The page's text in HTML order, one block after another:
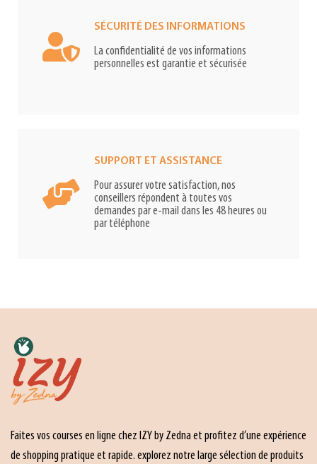
SÉCURITÉ DES INFORMATIONS
La confidentialité de vos informations
personnelles est garantie et sécurisée
SUPPORT ET ASSISTANCE
Pour assurer votre satisfaction, nos
conseillers répondent à toutes vos
demandes par e-mail dans les 48 heures ou
par téléphone
Faites vos courses en ligne chez IZY by Zedna et profitez d’une expérience
de shopping pratique et rapide. explorez notre large sélection de produits